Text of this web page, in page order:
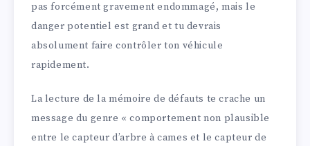
pas forcément gravement endommagé, mais le
danger potentiel est grand et tu devrais
absolument faire contrôler ton véhicule
rapidement.
La lecture de la mémoire de défauts te crache un
message du genre « comportement non plausible
entre le capteur d’arbre à cames et le capteur de